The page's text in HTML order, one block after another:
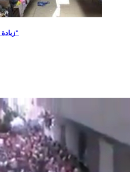
زيادة مرتقبة بأكثر من 20% في "الفريب"